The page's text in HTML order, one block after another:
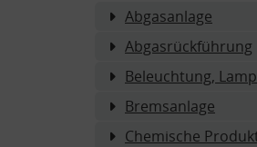
Abgasanlage
Abgasrückführung
Beleuchtung,
Bremsanlage
Chemische